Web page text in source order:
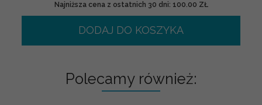
Najniższa cena z ostatnich 30 dni: 100.00 ZŁ
DODAJ DO KOSZYKA
Polecamy również: